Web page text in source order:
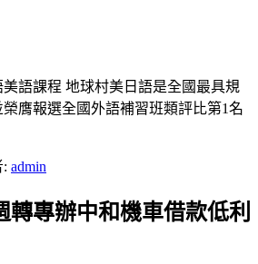
語課程 地球村美日語是全國最具規
膺報選全國外語補習班類評比第1名
: admin
轉專辦中和機車借款低利